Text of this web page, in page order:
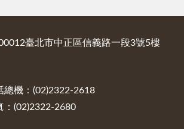
臺北市中正區信義路一段3號5樓
總機：(02)2322-2618
：(02)2322-2680